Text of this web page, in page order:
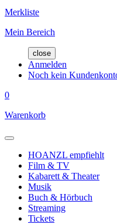
Merkliste
Mein Bereich
close
Anmelden
Noch kein
0
Warenkorb
HOANZL empfiehlt
Film & TV
Kabarett & Theater
Musik
Buch & Hörbuch
Streaming
Tickets